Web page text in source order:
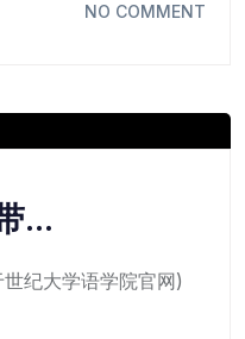
NO COMMENT
…
纪大学语学院官网)